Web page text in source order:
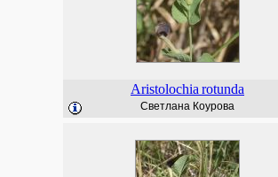
Aristolochia rotunda
Светлана Коурова